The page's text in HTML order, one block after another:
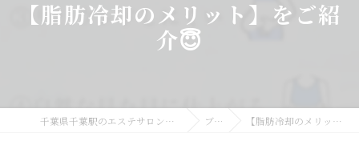
【脂肪冷却のメリット】をご紹
介😇
千葉県千葉駅のエステサロンならSALON DI REALE ブログ 【脂肪冷却のメリット】をご紹介😇